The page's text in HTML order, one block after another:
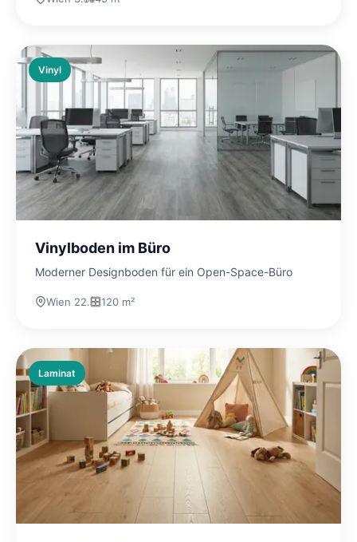
Vinyl
Vinylboden im Büro
Moderner Designboden für ein Open-Space-Büro
Wien 22. 120 m²
Laminat